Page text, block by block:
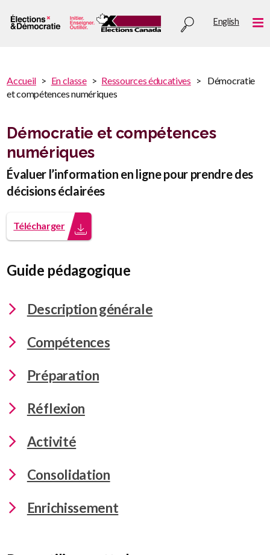
au
Utility
English
You
here
You
are
Accueil En classe Ressources éducatives
Démocratie
et compétences numériques
Démocratie et compétences
numériques
Évaluer l’information en ligne pour prendre des
décisions éclairées
Télécharger
Guide pédagogique
Description générale
Compétences
Préparation
Réflexion
Activité
Consolidation
Enrichissement